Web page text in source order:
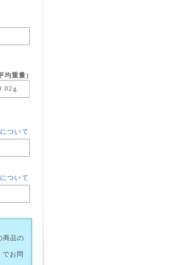
均重量)
ついて
ついて
商品の
でお問